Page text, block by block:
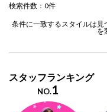
検索件数：0件
条件に一致するスタイルは
を
スタッフランキング
NO.1